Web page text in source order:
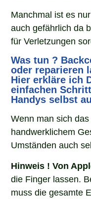
Manchmal ist es
auch gefährlich da
für Verletzungen
Was tun ?
oder reparieren
Hier erkläre ich
einfachen
Handys selbst
Wenn man sich
handwerklichem
Umständen auch
Hinweis ! Von
die Finger lassen.
muss die gesamte